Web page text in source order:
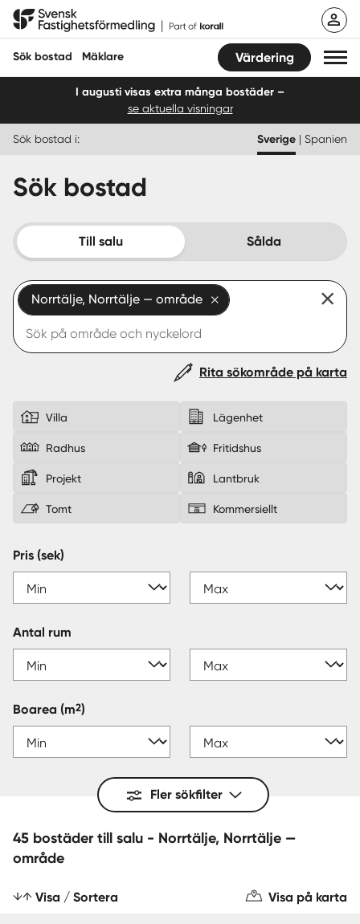
Hoppa
Svensk Fastighetsförmedling
Sök bostad Mäklare Värdering
Sälja
Köpa
Start
Logga in
I augusti visas extra många bostäder –
se aktuella visningar
Sök bostad i: Sverige | Spanien
Sök bostad
Till salu Sålda
Norrtälje, Norrtälje — område
Rita sökområde på karta
Villa Lägenhet
Radhus Fritidshus
Projekt Lantbruk
Tomt Kommersiellt
Pris (sek)
Antal rum
Boarea (m2)
Fler sökfilter
45 bostäder till salu - Norrtälje, Norrtälje —
område
Visa / Sortera Visa på karta